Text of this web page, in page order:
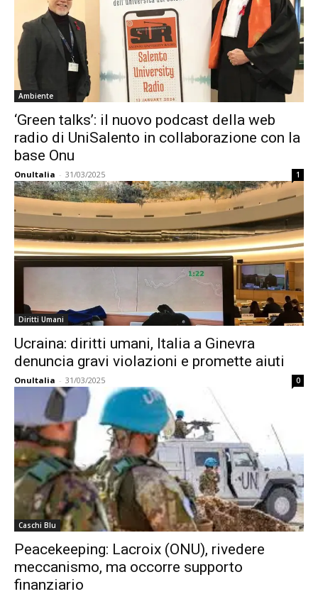
Ambiente
‘Green talks’: il nuovo podcast della web
radio di UniSalento in collaborazione con la
base Onu
OnuItalia - 31/03/2025 1
Diritti Umani
Ucraina: diritti umani, Italia a Ginevra
denuncia gravi violazioni e promette aiuti
OnuItalia - 31/03/2025 0
Caschi Blu
Peacekeeping: Lacroix (ONU), rivedere
meccanismo, ma occorre supporto
finanziario